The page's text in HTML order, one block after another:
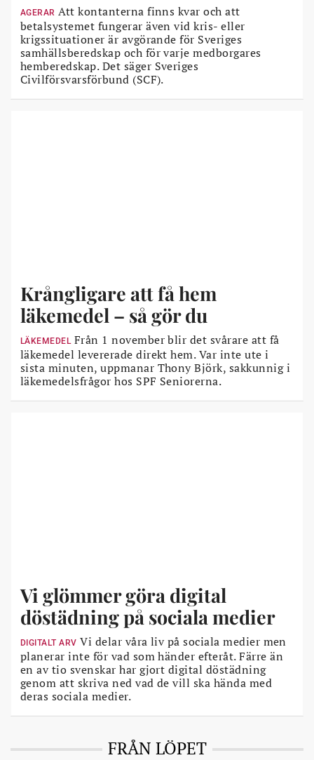
AGERAR Att kontanterna finns kvar och att
betalsystemet fungerar även vid kris- eller
krigssituationer är avgörande för Sveriges
samhällsberedskap och för varje medborgares
hemberedskap. Det säger Sveriges
Civilförsvarsförbund (SCF).
Krångligare att få hem
läkemedel – så gör du
LÄKEMEDELFrån 1 november blir det svårare att få
läkemedel levererade direkt hem. Var inte ute i
sista minuten, uppmanar Thony Björk, sakkunnig i
läkemedelsfrågor hos SPF Seniorerna.
Vi glömmer göra digital
döstädning på sociala medier
DIGITALT ARV Vi delar våra liv på sociala medier men
planerar inte för vad som händer efteråt. Färre än
en av tio svenskar har gjort digital döstädning
genom att skriva ned vad de vill ska hända med
deras sociala medier.
FRÅN LÖPET